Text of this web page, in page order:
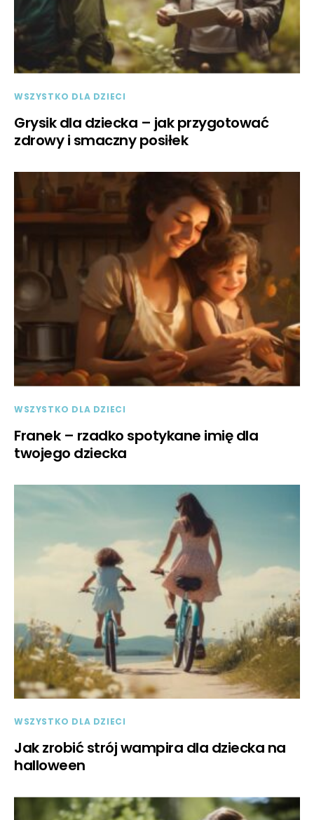
WSZYSTKO DLA DZIECI
Grysik dla dziecka – jak przygotować
zdrowy i smaczny posiłek
WSZYSTKO DLA DZIECI
Franek – rzadko spotykane imię dla
twojego dziecka
WSZYSTKO DLA DZIECI
Jak zrobić strój wampira dla dziecka na
halloween